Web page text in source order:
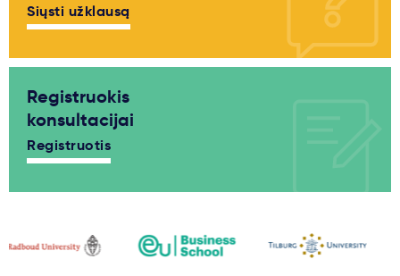
Siųsti užklausą
Registruokis
konsultacijai
Registruotis